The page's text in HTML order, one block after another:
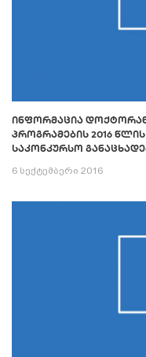
ᲘᲜᲤᲝᲠᲛᲐᲪᲘᲐ
ᲞᲠᲝᲒᲠᲐᲛᲔᲑᲘᲡ 2016
ᲡᲐᲙᲝᲜᲙᲣᲠᲡᲝ
6 სექტემბერი 2016